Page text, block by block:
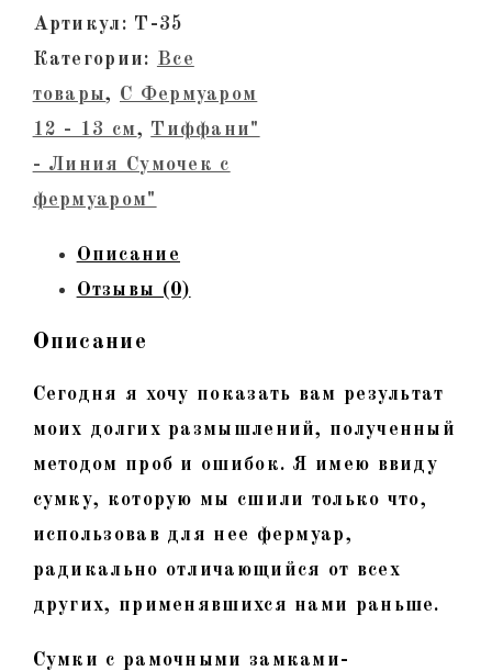
Артикул: Т-35
Категории:
Все
товары, С Фермуаром
12 - 13 см, Тиффани"
- Линия Сумочек с
фермуаром"
Описание
Отзывы (0)
Описание
Сегодня я хочу показать вам результат
моих долгих размышлений, полученный
методом проб и ошибок. Я имею ввиду
сумку, которую мы сшили только что,
использовав для нее фермуар,
радикально отличающийся от всех
других, применявшихся нами раньше.
Сумки с рамочными замками-